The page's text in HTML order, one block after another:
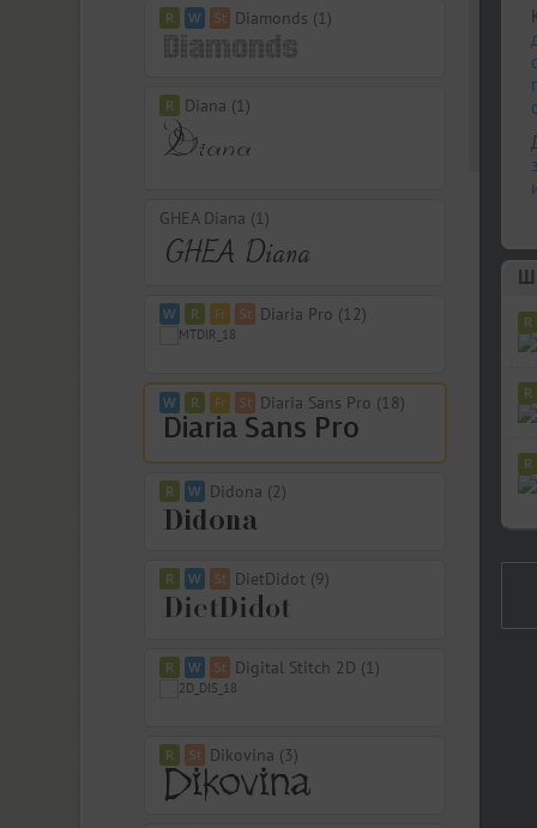
Diamonds (1)
Diana (1)
GHEA Diana (1)
Diaria Pro (12)
Diaria Sans Pro (18)
Didona (2)
DietDidot (9)
Digital Stitch 2D (1)
Dikovina (3)